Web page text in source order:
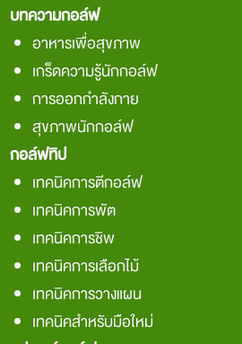
บทความกอล์ฟ
อาหารเพื่อสุขภาพ
เกร็ดความรู้นักกอล์ฟ
การออกกำลังกาย
สุขภาพนักกอล์ฟ
กอล์ฟทิป
เทคนิคการตีกอล์ฟ
เทคนิคการพัต
เทคนิคการชิพ
เทคนิคการเลือกไม้
เทคนิคการวางแผน
เทคนิคสำหรับมือใหม่